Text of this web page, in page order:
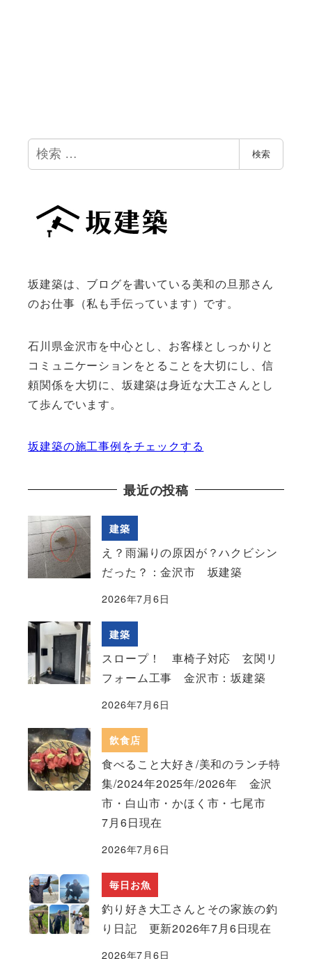
検
索
検索
坂建築は、ブログを書いている美和の旦那さん
のお仕事（私も手伝っています）です。
石川県金沢市を中心とし、お客様としっかりと
コミュニケーションをとることを大切にし、信
頼関係を大切に、坂建築は身近な大工さんとし
て歩んでいます。
坂建築の施工事例をチェックする
最近の投稿
建築
え？雨漏りの原因が？ハクビシン
だった？：金沢市 坂建築
2026年7月6日
建築
スロープ！ 車椅子対応 玄関リ
フォーム工事 金沢市：坂建築
2026年7月6日
飲食店
食べること大好き/美和のランチ特
集/2024年2025年/2026年 金沢
市・白山市・かほく市・七尾市
7月6日現在
2026年7月6日
毎日お魚
釣り好き大工さんとその家族の釣
り日記 更新2026年7月6日現在
2026年7月6日